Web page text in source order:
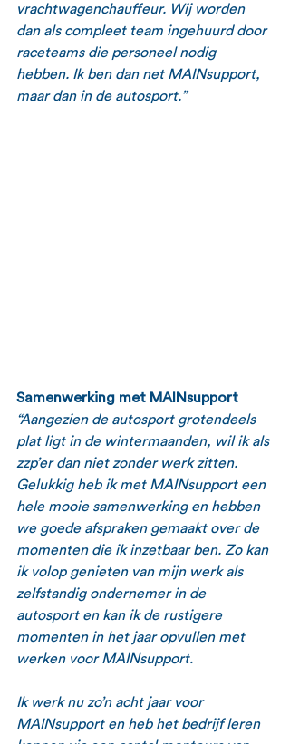
vrachtwagenchauffeur. Wij worden
dan als compleet team ingehuurd door
raceteams die personeel nodig
hebben. Ik ben dan net MAINsupport,
maar dan in de autosport.”
Samenwerking met MAINsupport
“Aangezien de autosport grotendeels
plat ligt in de wintermaanden, wil ik als
zzp’er dan niet zonder werk zitten.
Gelukkig heb ik met MAINsupport een
hele mooie samenwerking en hebben
we goede afspraken gemaakt over de
momenten die ik inzetbaar ben. Zo kan
ik volop genieten van mijn werk als
zelfstandig ondernemer in de
autosport en kan ik de rustigere
momenten in het jaar opvullen met
werken voor MAINsupport.
Ik werk nu zo’n acht jaar voor
MAINsupport en heb het bedrijf leren